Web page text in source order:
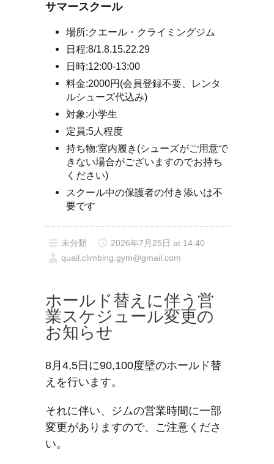
サマースクール
場所:クエール・クライミングジム
日程:8/1.8.15.22.29
日時:12:00-13:00
料金:2000円(会員登録不要、レンタ
ルシューズ代込み)
対象:小学生
定員:5人程度
持ち物:室内履き(シューズがご用意で
きない場合がございますのでお持ち
ください)
スクール中の保護者の付き添いは不
要です
未分類
2026年7月25日 at 14:40
quail.climbing.gym@gmail.com
ホールド替えに伴う営
業スケジュール変更の
お知らせ
8月4,5日に90,100度壁のホールド替
えを行います。
それに伴い、ジムの営業時間に一部
変更がありますので、ご注意くださ
い。